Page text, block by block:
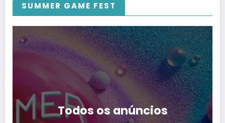
SUMMER GAME FEST
Todos os anúncios